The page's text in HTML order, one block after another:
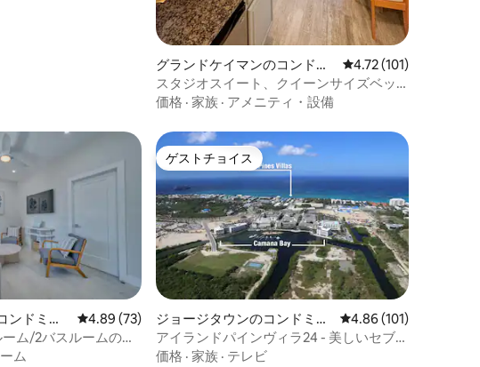
グランドケイマンのコンドミ
ニアム
レビュー101件、5つ
4.72 (101)
スタジオスイート、クイーンサイズベッ
ド、パティオ、簡易キッチン
価格 · 家族 · アメニティ・設備
平均評価
ンドミニ
レビュー73件、5つ星中4.89つ星の平均評価
4.89 (73)
ム/2バスルームのア
ル、バーベキュー
ム
ゲストチョイス
ゲストチョイス
ジョージタウンのコンドミニ
アム
レビュー101件、5つ
4.86 (101)
アイランドパインヴィラ24 - 美しいセブン
マイルビーチにあります！
価格 · 家族 · テレビ